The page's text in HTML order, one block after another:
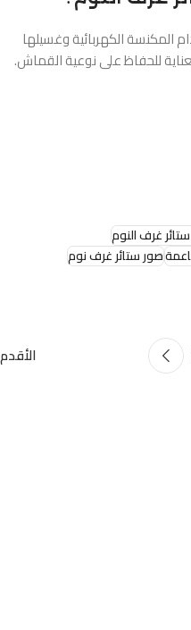
المكنسة الكهربائية وغسيلها
للحفاظ على نوعية القماش.
غرف النوم
صور ستائر غرف نوم
الأقدم